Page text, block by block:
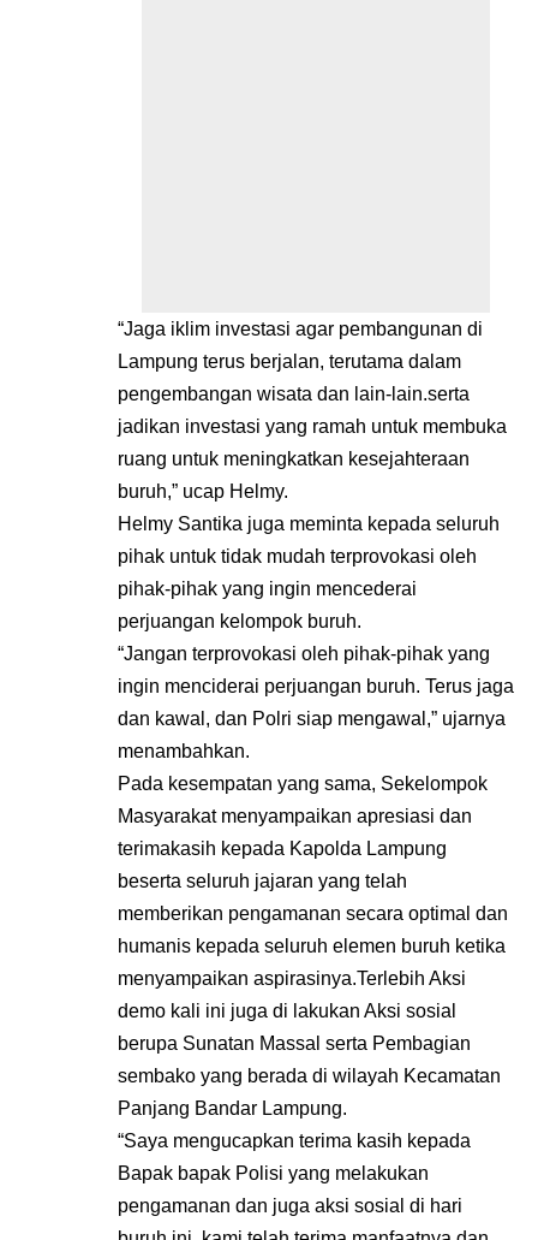
“Jaga iklim investasi agar pembangunan di
Lampung terus berjalan, terutama dalam
pengembangan wisata dan lain-lain.serta
jadikan investasi yang ramah untuk membuka
ruang untuk meningkatkan kesejahteraan
buruh,” ucap Helmy.
Helmy Santika juga meminta kepada seluruh
pihak untuk tidak mudah terprovokasi oleh
pihak-pihak yang ingin mencederai
perjuangan kelompok buruh.
“Jangan terprovokasi oleh pihak-pihak yang
ingin menciderai perjuangan buruh. Terus jaga
dan kawal, dan Polri siap mengawal,” ujarnya
menambahkan.
Pada kesempatan yang sama, Sekelompok
Masyarakat menyampaikan apresiasi dan
terimakasih kepada Kapolda Lampung
beserta seluruh jajaran yang telah
memberikan pengamanan secara optimal dan
humanis kepada seluruh elemen buruh ketika
menyampaikan aspirasinya.Terlebih Aksi
demo kali ini juga di lakukan Aksi sosial
berupa Sunatan Massal serta Pembagian
sembako yang berada di wilayah Kecamatan
Panjang Bandar Lampung.
“Saya mengucapkan terima kasih kepada
Bapak bapak Polisi yang melakukan
pengamanan dan juga aksi sosial di hari